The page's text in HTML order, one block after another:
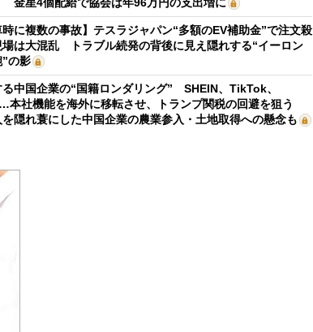
時に複数の事故】テスラジャパン“多額のEV補助金”で注文殺
場は大混乱 トラブル続発の背後に見え隠れする“イーロン
の影
る中国企業の“国籍ロンダリング” SHEIN、TikTok、
本社機能を海外に移転させ、トランプ関税の回避を狙う
隠れ蓑にした中国企業の農業参入・土地取得への懸念も